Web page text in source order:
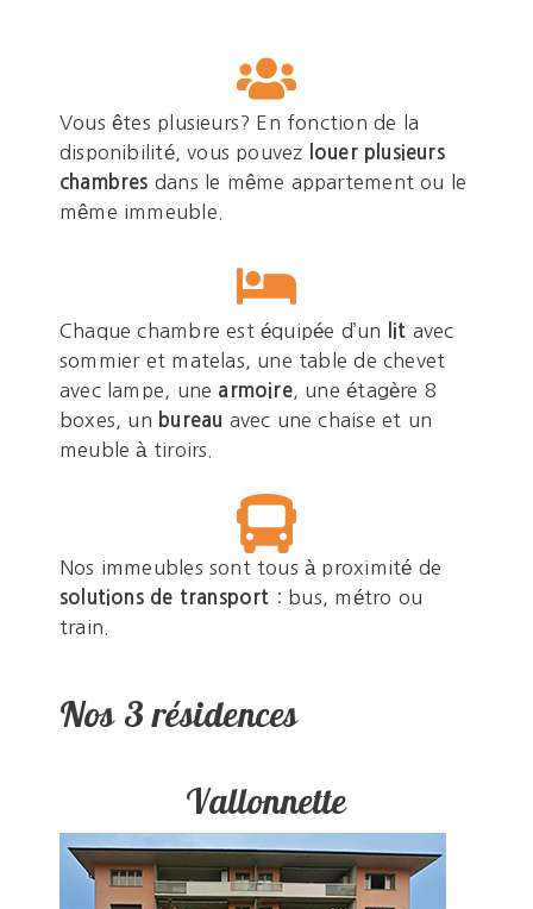
Vous êtes plusieurs? En fonction de la
disponibilité, vous pouvez
louer plusieurs
chambres dans le même appartement ou le
même immeuble.
Chaque chambre est équipée d’un lit avec
sommier et matelas, une table de chevet
avec lampe, une armoire, une étagère 8
boxes, un bureau avec une chaise et un
meuble à tiroirs.
Nos immeubles sont tous à proximité de
solutions de transport : bus, métro ou
train.
Nos 3 résidences
Vallonnette